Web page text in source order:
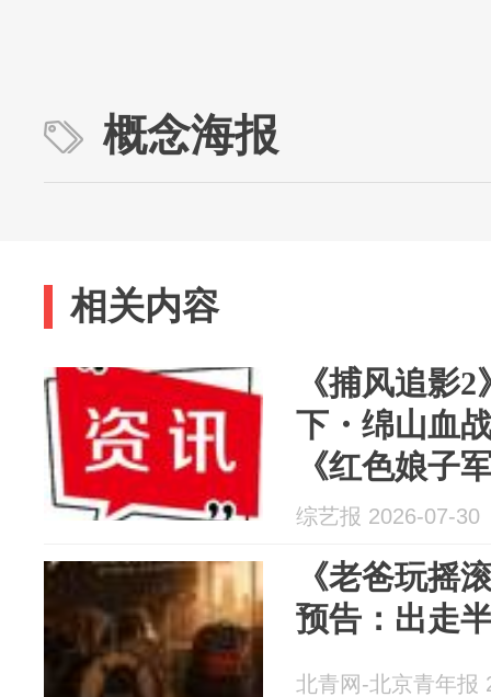
概念海报
相关内容
《捕风追影
下・绵山血
《红色娘子
雄》开机/抖
人剧制作规
综艺报 2026-07-30
《老爸玩摇
预告：出走
北青网-北京青年报